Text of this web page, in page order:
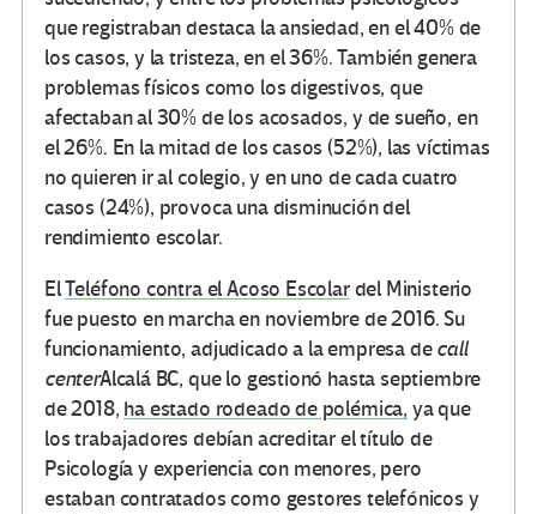
que registraban destaca la ansiedad, en el 40% de
los casos, y la tristeza, en el 36%. También genera
problemas físicos como los digestivos, que
afectaban al 30% de los acosados, y de sueño, en
el 26%. En la mitad de los casos (52%), las víctimas
no quieren ir al colegio, y en uno de cada cuatro
casos (24%), provoca una disminución del
rendimiento escolar.
ElTeléfono contra el Acoso Escolardel Ministerio
fue puesto en marcha en noviembre de 2016. Su
funcionamiento, adjudicado a la empresa decall
centerAlcalá BC, que lo gestionó hasta septiembre
de 2018, ha estado rodeado de polémica, ya que
los trabajadores debían acreditar el título de
Psicología y experiencia con menores, pero
estaban contratados como gestores telefónicos y